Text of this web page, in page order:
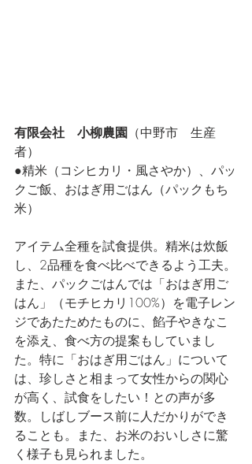
有限会社　小柳農園 （中野市　生産
者）
●精米（コシヒカリ・風さやか）、パッ
クご飯、おはぎ用ごはん（パックもち
米）
アイテム全種を試食提供。精米は炊飯
し、2品種を食べ比べできるよう工夫。
また、パックごはんでは「おはぎ用ご
はん」（モチヒカリ100%）を電子レン
ジであたためたものに、餡子やきなこ
を添え、食べ方の提案もしていまし
た。特に「おはぎ用ごはん」について
は、珍しさと相まって女性からの関心
が高く、試食をしたい！との声が多
数。しばしブース前に人だかりができ
ることも。また、お米のおいしさに驚
く様子も見られました。